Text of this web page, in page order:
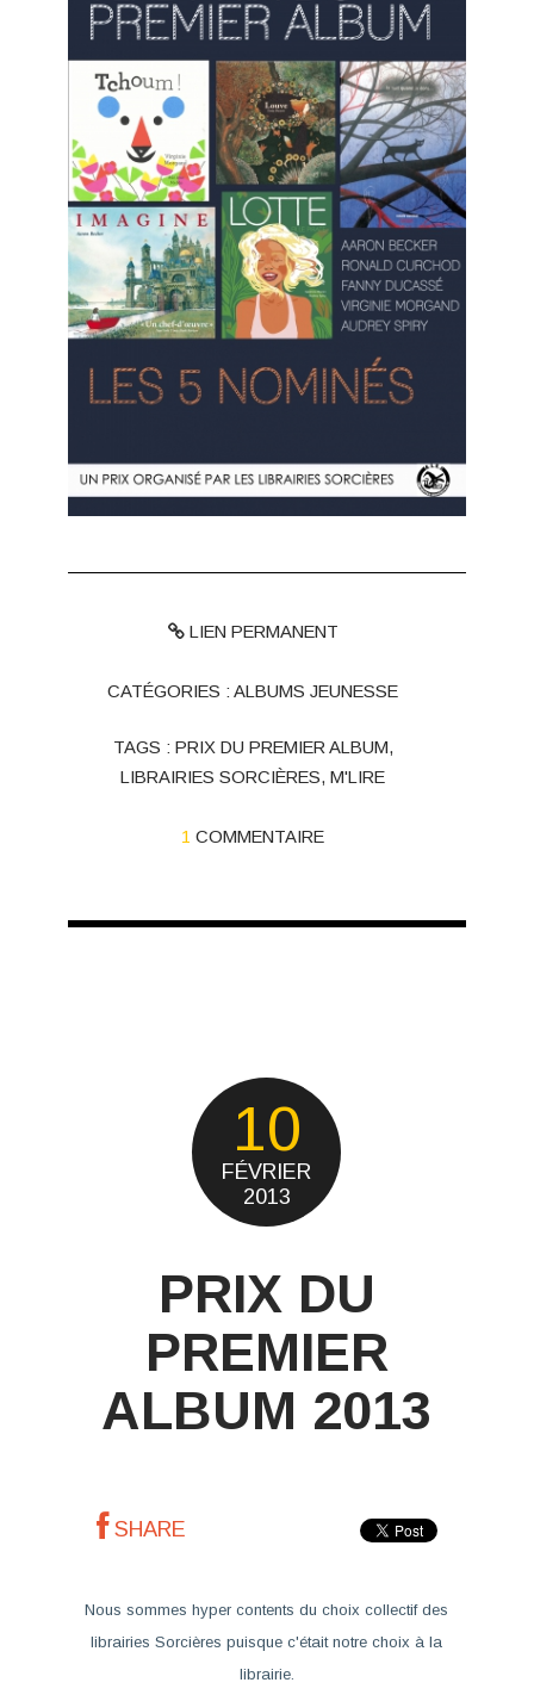
LIEN PERMANENT
CATÉGORIES :ALBUMS JEUNESSE
TAGS : PRIX DU PREMIER ALBUM,
LIBRAIRIES SORCIÈRES,M'LIRE
1 COMMENTAIRE
10
FÉVRIER
2013
PRIX DU
PREMIER
ALBUM 2013
SHARE
Nous sommes hyper contents du choix collectif des
librairies Sorcières puisque c'était notre choix à la
librairie.